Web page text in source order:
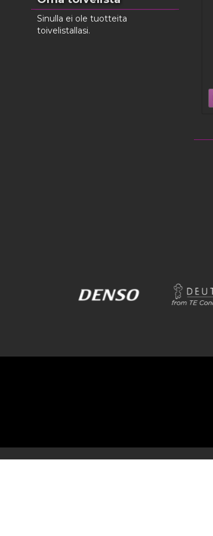
Sinulla ei ole tuotteita
toivelistallasi.